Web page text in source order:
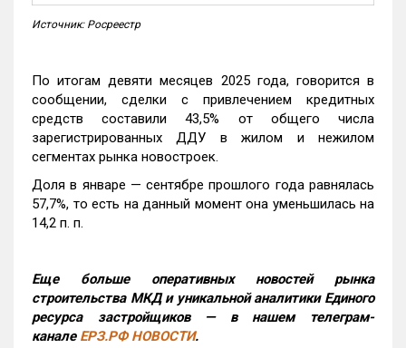
Источник: Росреестр
По итогам девяти месяцев 2025 года, говорится в
сообщении, сделки с привлечением кредитных
средств составили 43,5% от общего числа
зарегистрированных ДДУ в жилом и нежилом
сегментах рынка новостроек.
Доля в январе — сентябре прошлого года равнялась
57,7%, то есть на данный момент она уменьшилась на
14,2 п. п.
Еще больше оперативных новостей рынка
строительства МКД и уникальной аналитики Единого
ресурса застройщиков — в нашем телеграм-
канале ЕРЗ.РФ НОВОСТИ.